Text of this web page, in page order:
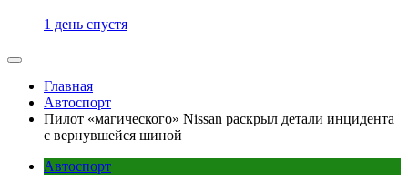
1 день спустя
Главная
Автоспорт
Пилот «магического» Nissan раскрыл детали инцидента
с вернувшейся шиной
Автоспорт